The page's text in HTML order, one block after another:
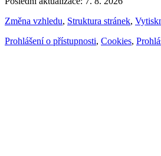
Změna vzhledu, Struktura stránek,
Prohlášení o přístupnosti, Cookies,